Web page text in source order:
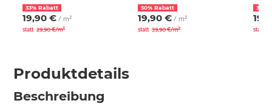
33% Rabatt
19,90 €/ m²
statt 29,90 €/m²
50% Rabatt
19,90 €/ m²
statt 39,90 €/m²
33%
statt
Produktdetails
Beschreibung